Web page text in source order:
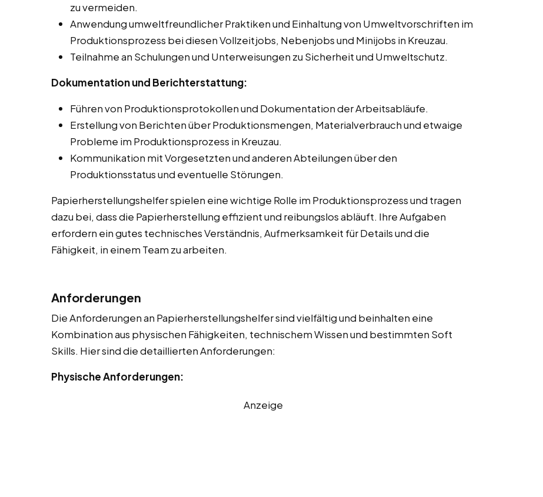
zu vermeiden.
Anwendung umweltfreundlicher Praktiken und Einhaltung von Umweltvorschriften im
Produktionsprozess bei diesen Vollzeitjobs, Nebenjobs und Minijobs in Kreuzau.
Teilnahme an Schulungen und Unterweisungen zu Sicherheit und Umweltschutz.
Dokumentation und Berichterstattung:
Führen von Produktionsprotokollen und Dokumentation der Arbeitsabläufe.
Erstellung von Berichten über Produktionsmengen, Materialverbrauch und etwaige
Probleme im Produktionsprozess in Kreuzau.
Kommunikation mit Vorgesetzten und anderen Abteilungen über den
Produktionsstatus und eventuelle Störungen.
Papierherstellungshelfer spielen eine wichtige Rolle im Produktionsprozess und tragen
dazu bei, dass die Papierherstellung effizient und reibungslos abläuft. Ihre Aufgaben
erfordern ein gutes technisches Verständnis, Aufmerksamkeit für Details und die
Fähigkeit, in einem Team zu arbeiten.
Anforderungen
Die Anforderungen an Papierherstellungshelfer sind vielfältig und beinhalten eine
Kombination aus physischen Fähigkeiten, technischem Wissen und bestimmten Soft
Skills. Hier sind die detaillierten Anforderungen:
Physische Anforderungen:
Anzeige